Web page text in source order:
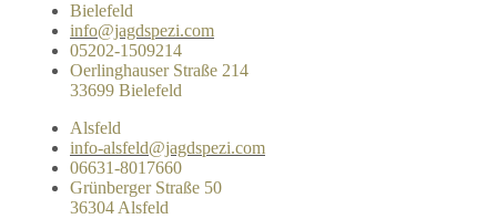
Bielefeld
info@jagdspezi.com
05202-1509214
Oerlinghauser Straße 214
33699 Bielefeld
Alsfeld
info-alsfeld@jagdspezi.com
06631-8017660
Grünberger Straße 50
36304 Alsfeld